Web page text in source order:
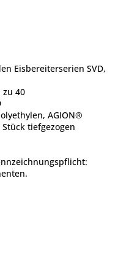
Eisbereiterserien SVD,
zu 40
AGION®
tiefgezogen